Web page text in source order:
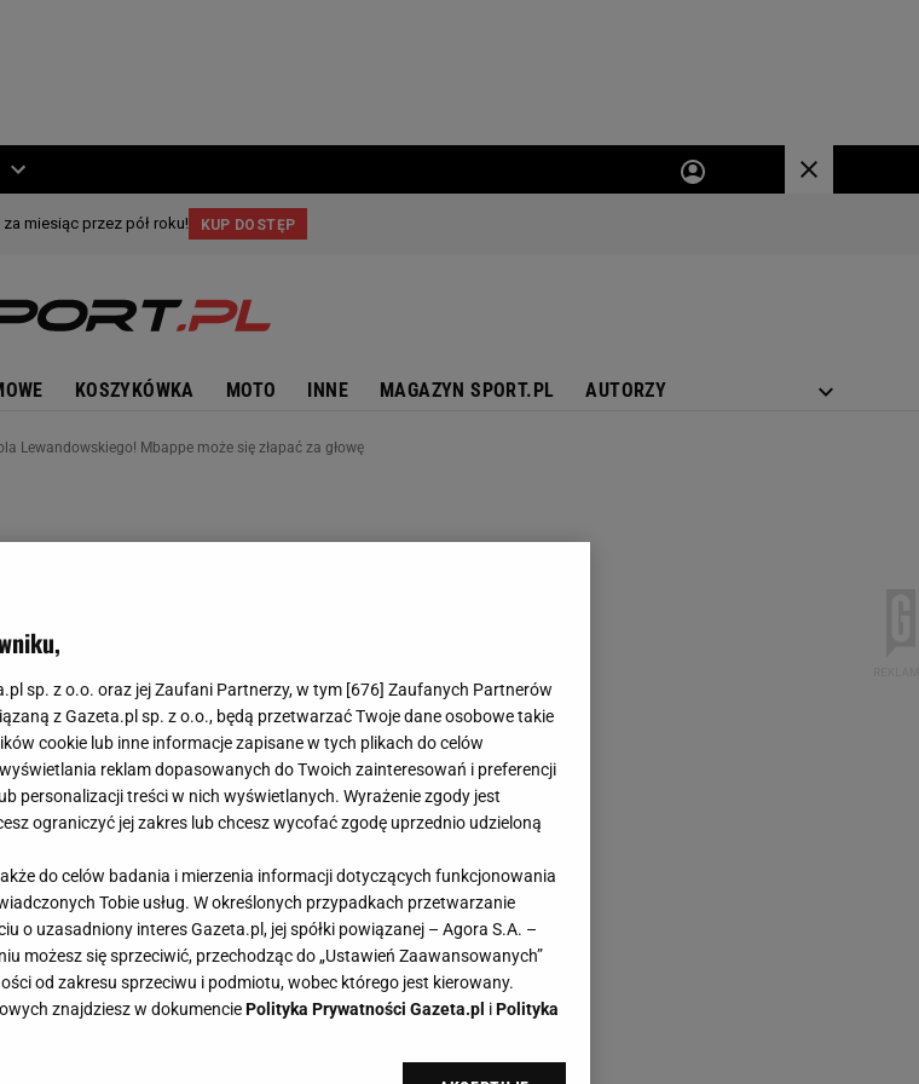
KOSZYKÓWKA MOTO INNE MAGAZYN SPORT.PL AUTORZY
Lewandowskiego! Mbappe może się złapać za głowę
sp. z o.o. oraz jej Zaufani Partnerzy, w tym [676] Zaufanych Partnerów
z Gazeta.pl sp. z o.o., będą przetwarzać Twoje dane osobowe takie
cookie lub inne informacje zapisane w tych plikach do celów
reklam dopasowanych do Twoich zainteresowań i preferencji
personalizacji treści w nich wyświetlanych. Wyrażenie zgody jest
ograniczyć jej zakres lub chcesz wycofać zgodę uprzednio udzieloną
do celów badania i mierzenia informacji dotyczących funkcjonowania
Tobie usług. W określonych przypadkach przetwarzanie
o uzasadniony interes Gazeta.pl, jej spółki powiązanej – Agora S.A. –
możesz się sprzeciwić, przechodząc do „Ustawień Zaawansowanych”
od zakresu sprzeciwu i podmiotu, wobec którego jest kierowany.
znajdziesz w dokumenciePolityka Prywatności Gazeta.pl iPolityka